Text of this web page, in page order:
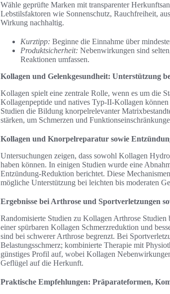
Wähle geprüfte Marken mit transparenter
Lebstilsfaktoren wie Sonnenschutz, Rauchfreiheit,
Wirkung nachhaltig.
Kurztipp: Beginne die Einnahme über
Produktsicherheit: Nebenwirkungen sind
Reaktionen umfassen.
Kollagen und Gelenkgesundheit: Unterstützung
Kollagen spielt eine zentrale Rolle, wenn es um die
Kollagenpeptide und natives Typ-II-Kollagen
Studien die Bildung knorpelrelevanter
stärken, um Schmerzen und
Kollagen und Knorpelreparatur sowie
Untersuchungen zeigen, dass sowohl Kollagen
haben können. In einigen Studien wurde eine
Entzündung-Reduktion berichtet. Diese
mögliche Unterstützung bei leichten bis moderaten
Ergebnisse bei Arthrose und Sportverletzungen
Randomisierte Studien zu Kollagen Arthrose
einer spürbaren Kollagen Schmerzreduktion und
sind bei schwerer Arthrose begrenzt. Bei
Belastungsschmerz; kombinierte Therapie mit
günstiges Profil auf, wobei Kollagen
Geflügel auf die Herkunft.
Praktische Empfehlungen: Präparateformen,